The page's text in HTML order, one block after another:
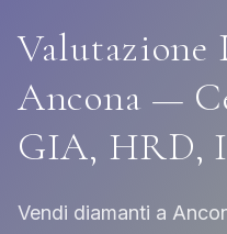
Valutazione
Ancona —
GIA, HRD,
Vendi diamanti a